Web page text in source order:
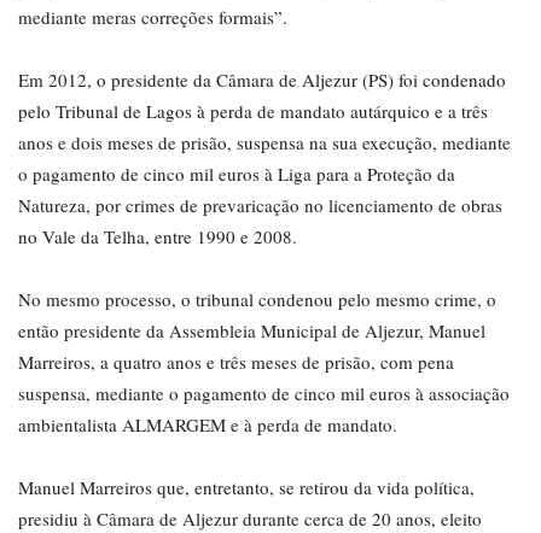
mediante meras correções formais”.
Em 2012, o presidente da Câmara de Aljezur (PS) foi condenado
pelo Tribunal de Lagos à perda de mandato autárquico e a três
anos e dois meses de prisão, suspensa na sua execução, mediante
o pagamento de cinco mil euros à Liga para a Proteção da
Natureza, por crimes de prevaricação no licenciamento de obras
no Vale da Telha, entre 1990 e 2008.
No mesmo processo, o tribunal condenou pelo mesmo crime, o
então presidente da Assembleia Municipal de Aljezur, Manuel
Marreiros, a quatro anos e três meses de prisão, com pena
suspensa, mediante o pagamento de cinco mil euros à associação
ambientalista ALMARGEM e à perda de mandato.
Manuel Marreiros que, entretanto, se retirou da vida política,
presidiu à Câmara de Aljezur durante cerca de 20 anos, eleito